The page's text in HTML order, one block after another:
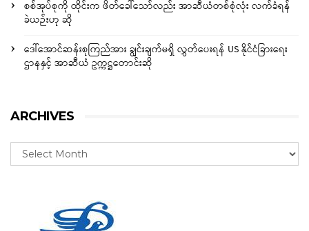
စစ်အုပ်စုကို ထိုင်းက ဖိတ်ခေါ်သော်လည်း အာဆီယံတစ်စုံလုံး လက်ခံရန်
ခဲယဉ်းဟု ဆို
ဒေါ်အောင်ဆန်းစုကြည်အား ချွင်းချက်မရှိ လွှတ်ပေးရန် US နိုင်ငံခြားရေး
ဌာနနှင့် အာဆီယံ ဥက္ကဋ္ဌတောင်းဆို
ARCHIVES